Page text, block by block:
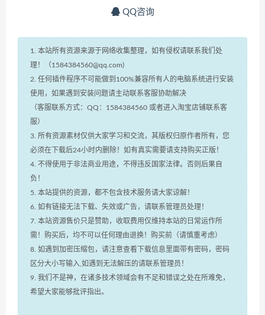
QQ咨询
1. 本站所有资源来源于网络收集整理，如有侵权请联系我们处
理！（1584384560@qq.com)
2. 任何插件程序不可能做到100%兼容所有人的电脑系统进行安装
使用，如果遇到安装问题请主动联系客服协助解决
（客服联系方式：QQ：1584384560 或者进入淘宝店铺联系客
服）
3. 所有资源素材仅供大家学习和交流，其版权归原作者所有，您
必须在下载后24小时内删除！如有真实需要请支持购买正版！
4. 不得使用于非法商业用途，不得违反国家法律。否则后果自
负！
5. 本站提供的资源，都不包含技术服务请大家谅解！
6. 如有链接无法下载、失效或广告，请联系管理员处理！
7. 本站资源售价只是赞助，收取费用仅维持本站的日常运作所
需！购买后，均不可以任何理由退换！购买前（请慎重考虑）
8. 如遇到加密压缩包，请注意查看下载信息里面带有密码，密码
区分大小写输入,如遇到无法解压的请联系管理员！
9. 我们不是神，在诸多技术领域会有不足和错误之处在所难免，
希望大家能够批评指出。